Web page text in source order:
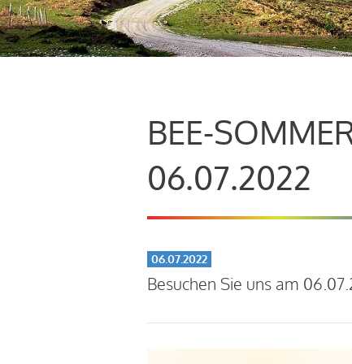
BEE-
06.07.2022
06.07.2022
Besuchen Sie uns am